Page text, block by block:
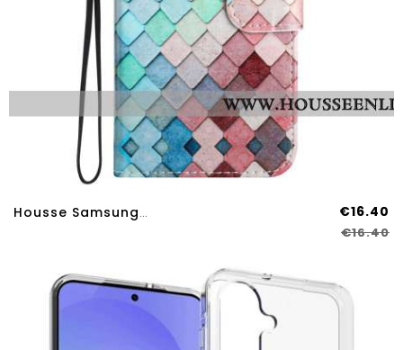
Housse Samsung Galaxy A17 4G / 5G Motif Grille €16.40
€16.40